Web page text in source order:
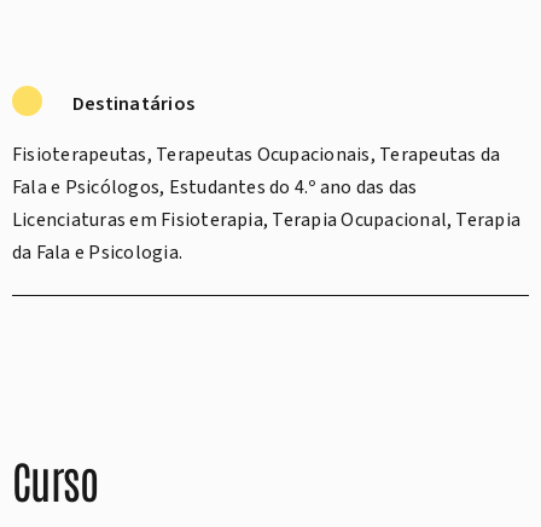
Destinatários
Fisioterapeutas, Terapeutas Ocupacionais, Terapeutas da
Fala e Psicólogos, Estudantes do 4.º ano das das
Licenciaturas em Fisioterapia, Terapia Ocupacional, Terapia
da Fala e Psicologia.
Curso